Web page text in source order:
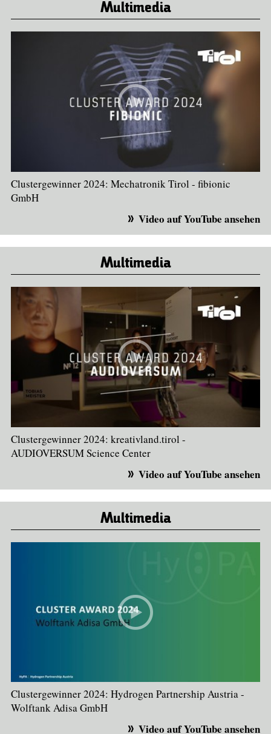
Multimedia
Clustergewinner 2024: Mechatronik Tirol - fibionic
GmbH
Video auf YouTube ansehen
Multimedia
Clustergewinner 2024: kreativland.tirol -
AUDIOVERSUM Science Center
Video auf YouTube ansehen
Multimedia
Clustergewinner 2024: Hydrogen Partnership Austria -
Wolftank Adisa GmbH
Video auf YouTube ansehen